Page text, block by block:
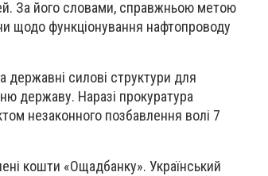
За його словами, справжньою метою
щодо функціонування нафтопроводу
силові структури для
державу. Наразі прокуратура
незаконного позбавлення волі 7
кошти «Ощадбанку». Український